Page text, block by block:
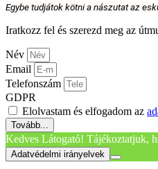
Egybe tudjátok kötni a nászutat az
Iratkozz fel és szerezd meg az
Név
Email
Telefonszám
GDPR
Elolvastam és elfogadom az
Tovább...
Kedves Látogató! Tájékoztatjuk,
Adatvédelmi irányelvek